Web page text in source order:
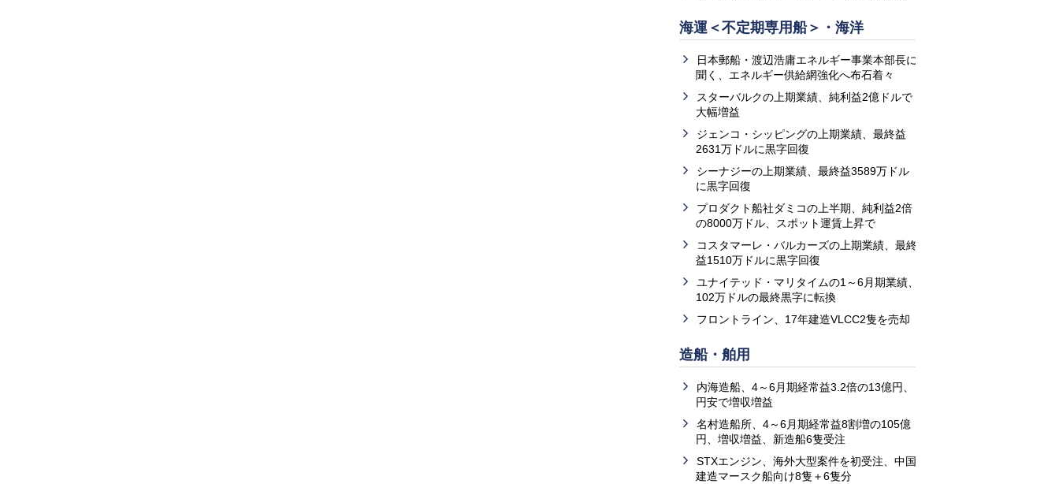
海運＜不定期専用船＞・海洋
日本郵船・渡辺浩庸エネルギー事業本部長に
聞く、エネルギー供給網強化へ布石着々
スターバルクの上期業績、純利益2億ドルで
大幅増益
ジェンコ・シッピングの上期業績、最終益
2631万ドルに黒字回復
シーナジーの上期業績、最終益3589万ドル
に黒字回復
プロダクト船社ダミコの上半期、純利益2倍
の8000万ドル、スポット運賃上昇で
コスタマーレ・バルカーズの上期業績、最終
益1510万ドルに黒字回復
ユナイテッド・マリタイムの1～6月期業績、
102万ドルの最終黒字に転換
フロントライン、17年建造VLCC2隻を売却
造船・舶用
内海造船、4～6月期経常益3.2倍の13億円、
円安で増収増益
名村造船所、4～6月期経常益8割増の105億
円、増収増益、新造船6隻受注
STXエンジン、海外大型案件を初受注、中国
建造マースク船向け8隻＋6隻分